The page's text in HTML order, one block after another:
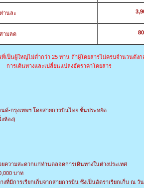
านละ
นที่สามลด
ที่เป็นผู้ใหญ่ไม่ต่ำกว่า 25 ท่าน ถ้าผู้โดยสารไม่ครบจำนวนดั
การเดินทางและเปลี่ยนแปลงอัตราค่าโดยสาร
ด์-กรุงเทพฯ โดยสายการบินไทย ชั้นประหยัด
ห้อง)
ความสะดวกแก่ท่านตลอดการเดินทางในต่างประเทศ
บาท
ที่มีการเรียกเก็บจากสายการบิน ซึ่งเป็นอัตราเรียกเก็บ ณ วัน